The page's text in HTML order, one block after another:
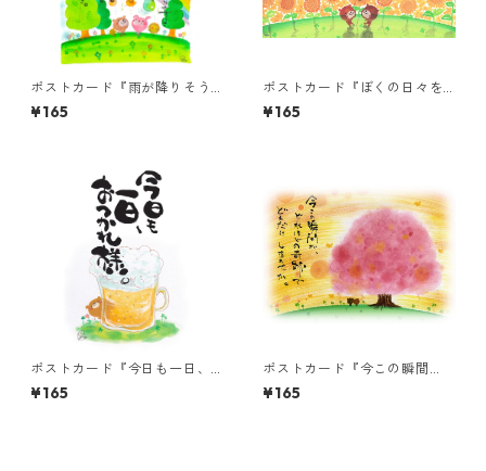
ポストカード『雨が降りそう
な毎日ならば・・・』
¥165
ポストカード『ぼくの日々を
輝かせるのは・・・』
¥165
ポストカード『今日も一日、
おつかれ様。』
¥165
ポストカード『今この瞬間
が、どれほどの奇跡
で・・・』
¥165